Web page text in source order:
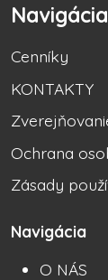
Navigácia
Cenníky
KONTAKTY
Ochrana
Zásady
Navigácia
O NÁS